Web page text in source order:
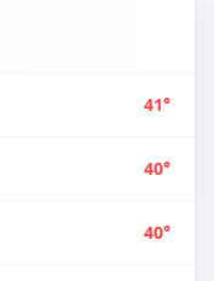
41°
40°
40°